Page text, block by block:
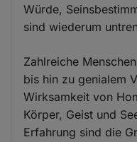
Würde,
sind wiederum
Zahlreiche
bis hin zu genialem
Wirksamkeit von
Körper, Geist und
Erfahrung sind die